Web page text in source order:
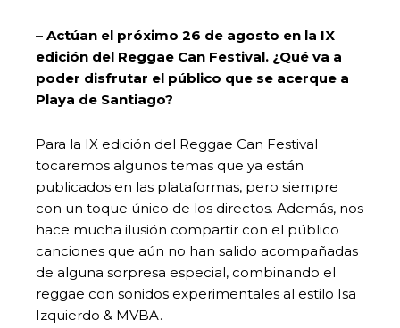
– Actúan el próximo 26 de agosto en la IX
edición del Reggae Can Festival. ¿Qué va a
poder disfrutar el público que se acerque a
Playa de Santiago?
Para la IX edición del Reggae Can Festival
tocaremos algunos temas que ya están
publicados en las plataformas, pero siempre
con un toque único de los directos. Además, nos
hace mucha ilusión compartir con el público
canciones que aún no han salido acompañadas
de alguna sorpresa especial, combinando el
reggae con sonidos experimentales al estilo Isa
Izquierdo & MVBA.